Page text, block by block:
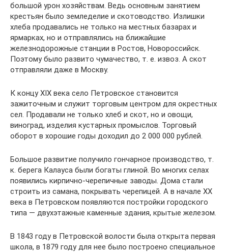
большой урон хозяйствам. Ведь основным занятием
крестьян было земледелие и скотоводство. Излишки
хлеба продавались не только на местных базарах и
ярмарках, но и отправлялись на ближайшие
железнодорожные станции в Ростов, Новороссийск.
Поэтому было развито чумачество, т. е. извоз. А скот
отправляли даже в Москву.
К концу XIX века село Петровское становится
зажиточным и служит торговым центром для окрестных
сел. Продавали не только хлеб и скот, но и овощи,
виноград, изделия кустарных промыслов. Торговый
оборот в хорошие годы доходил до 2 000 000 рублей.
Большое развитие получило гончарное производство, т.
к. берега Калауса были богаты глиной. Во многих селах
появились кирпично-черепичные заводы. Дома стали
строить из самана, покрывать черепицей. А в начале XX
века в Петровском появляются постройки городского
типа — двухэтажные каменные здания, крытые железом.
В 1843 году в Петровской волости была открыта первая
школа, в 1879 году для нее было построено специальное